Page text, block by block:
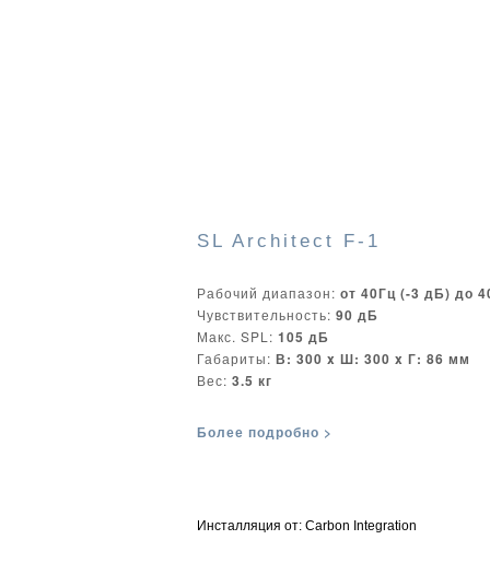
SL Architect F-1
Рабочий диапазон: от 40Гц (-3 дБ) до
Чувствительность: 90 дБ
Макс. SPL: 105 дБ
Габариты: В: 300 x Ш: 300 x Г: 86 мм
Вес: 3.5 кг
Более подробно >
Инсталляция от: Carbon Integration